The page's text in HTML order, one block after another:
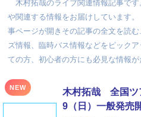
木村拓哉のライブ関連情報記事で
や関連する情報をお届けしています
事ページが開きその記事の全文を読
ズ情報、臨時バス情報などをピック
ての方、初心者の方にも必見な情報が
NEW
木村拓哉 全国
9（日）一般発売